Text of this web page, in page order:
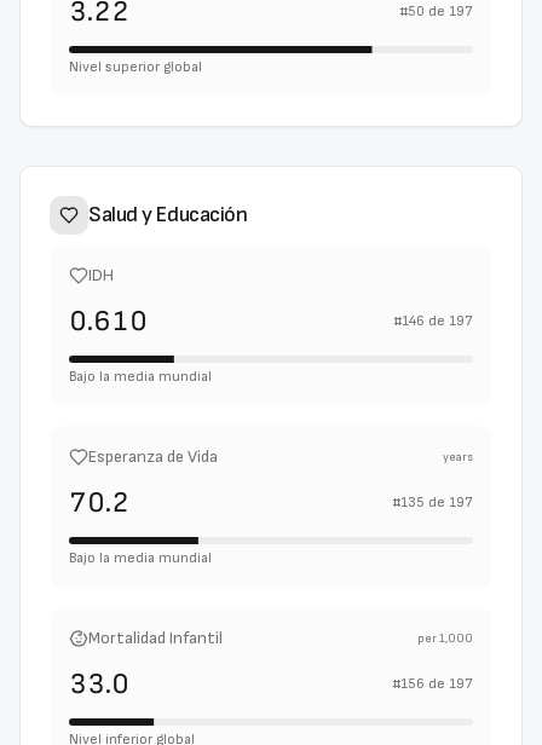
3.22 #50 de 197
Nivel superior global
Salud y Educación
IDH
0.610 #146 de 197
Bajo la media mundial
Esperanza de Vida years
70.2 #135 de 197
Bajo la media mundial
Mortalidad Infantil per 1,000
33.0 #156 de 197
Nivel inferior global